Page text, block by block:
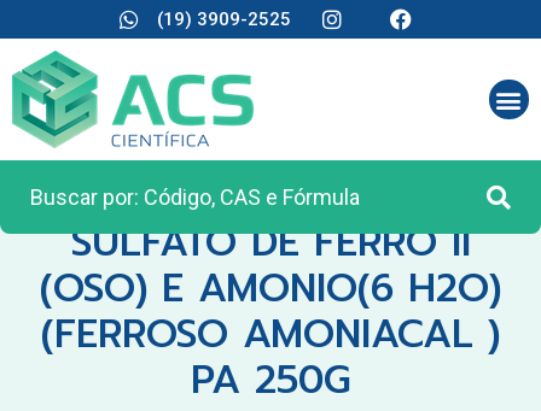
(19) 3909-2525
CATEGORIA:REAGENTES ANALÍTICOS
SULFATO DE FERRO II
(OSO) E AMONIO(6 H2O)
(FERROSO AMONIACAL )
PA 250G